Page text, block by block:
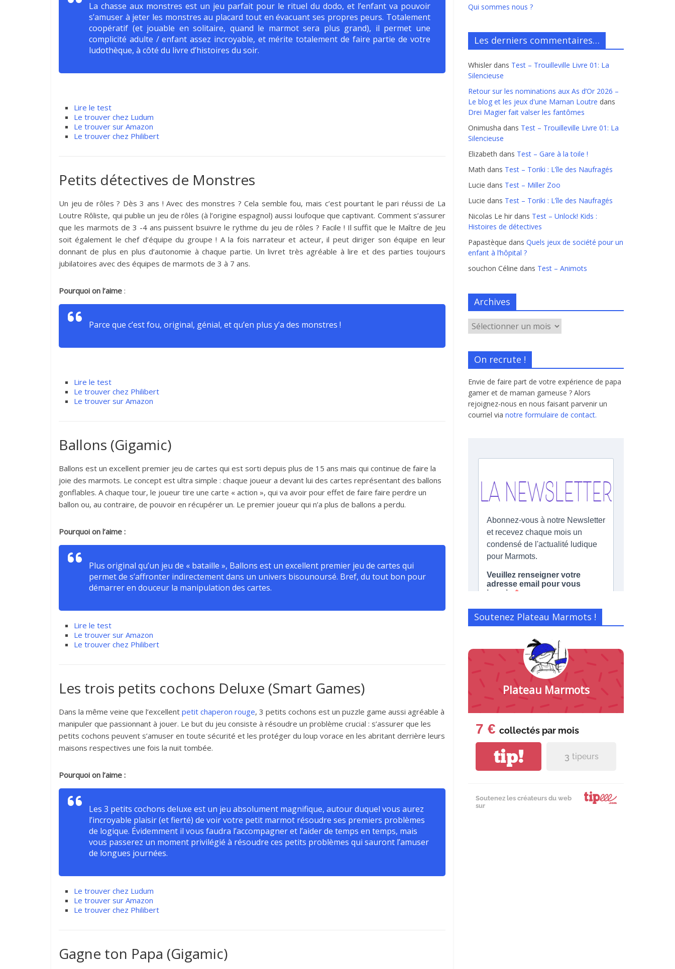
La chasse aux monstres est un jeu parfait pour le rituel du dodo, et l’enfant va pouvoir
s’amuser à jeter les monstres au placard tout en évacuant ses propres peurs. Totalement
coopératif (et jouable en solitaire, quand le marmot sera plus grand), il permet une
complicité adulte / enfant assez incroyable, et mérite totalement de faire partie de votre
ludothèque, à côté du livre d’histoires du soir.
Lire le test
Le trouver chez Ludum
Le trouver sur Amazon
Le trouver chez Philibert
Petits détectives de Monstres
Un jeu de rôles ? Dès 3 ans ! Avec des monstres ? Cela semble fou, mais c’est pourtant le pari réussi de La
Loutre Rôliste, qui publie un jeu de rôles (à l’origine espagnol) aussi loufoque que captivant. Comment s’assurer
que les marmots de 3 -4 ans puissent bsuivre le rythme du jeu de rôles ? Facile ! Il suffit que le Maître de Jeu
soit également le chef d’équipe du groupe ! A la fois narrateur et acteur, il peut diriger son équipe en leur
donnant de plus en plus d’autonomie à chaque partie. Un livret très agréable à lire et des parties toujours
jubilatoires avec des équipes de marmots de 3 à 7 ans.
Pourquoi on l’aime :
Parce que c’est fou, original, génial, et qu’en plus y’a des monstres !
Lire le test
Le trouver chez Philibert
Le trouver sur Amazon
Ballons (Gigamic)
Ballons est un excellent premier jeu de cartes qui est sorti depuis plus de 15 ans mais qui continue de faire la
joie des marmots. Le concept est ultra simple : chaque joueur a devant lui des cartes représentant des ballons
gonflables. A chaque tour, le joueur tire une carte « action », qui va avoir pour effet de faire faire perdre un
ballon ou, au contraire, de pouvoir en récupérer un. Le premier joueur qui n’a plus de ballons a perdu.
Pourquoi on l’aime :
Plus original qu’un jeu de « bataille », Ballons est un excellent premier jeu de cartes qui
permet de s’affronter indirectement dans un univers bisounoursé. Bref, du tout bon pour
démarrer en douceur la manipulation des cartes.
Lire le test
Le trouver sur Amazon
Le trouver chez Philibert
Les trois petits cochons Deluxe (Smart Games)
Dans la même veine que l’excellent petit chaperon rouge, 3 petits cochons est un puzzle game aussi agréable à
manipuler que passionnant à jouer. Le but du jeu consiste à résoudre un problème crucial : s’assurer que les
petits cochons peuvent s’amuser en toute sécurité et les protéger du loup vorace en les abritant derrière leurs
maisons respectives une fois la nuit tombée.
Pourquoi on l’aime :
Les 3 petits cochons deluxe est un jeu absolument magnifique, autour duquel vous aurez
l’incroyable plaisir (et fierté) de voir votre petit marmot résoudre ses premiers problèmes
de logique. Évidemment il vous faudra l’accompagner et l’aider de temps en temps, mais
vous passerez un moment privilégié à résoudre ces petits problèmes qui sauront l’amuser
de longues journées.
Le trouver chez Ludum
Le trouver sur Amazon
Le trouver chez Philibert
Gagne ton Papa (Gigamic)
Qui sommes nous ?
Les derniers commentaires…
Whisler dans Test – Trouilleville Livre 01: La
Silencieuse
Retour sur les nominations aux As d’Or 2026 –
Le blog et les jeux d'une Maman Loutre dans
Drei Magier fait valser les fantômes
Onimusha dans Test – Trouilleville Livre 01: La
Silencieuse
Elizabeth dans Test – Gare à la toile !
Math dans Test – Toriki : L’île des Naufragés
Lucie dans Test – Miller Zoo
Lucie dans Test – Toriki : L’île des Naufragés
Nicolas Le hir dans Test – Unlock! Kids :
Histoires de détectives
Papastèque dans Quels jeux de société pour un
enfant à l’hôpital ?
souchon Céline dans Test – Animots
Archives
On recrute !
Envie de faire part de votre expérience de papa
gamer et de maman gameuse ? Alors
rejoignez-nous en nous faisant parvenir un
courriel via notre formulaire de contact.
Soutenez Plateau Marmots !
Plateau Marmots
7 € collectés par mois
tip! 3 tipeurs
Soutenez les créateurs du web
sur